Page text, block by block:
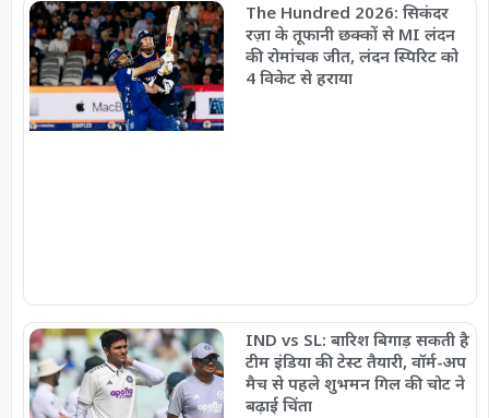
The Hundred 2026: सिकंदर
रज़ा के तूफानी छक्कों से MI लंदन
की रोमांचक जीत, लंदन स्पिरिट को
4 विकेट से हराया
IND vs SL: बारिश बिगाड़ सकती है
टीम इंडिया की टेस्ट तैयारी, वॉर्म-अप
मैच से पहले शुभमन गिल की चोट ने
बढ़ाई चिंता